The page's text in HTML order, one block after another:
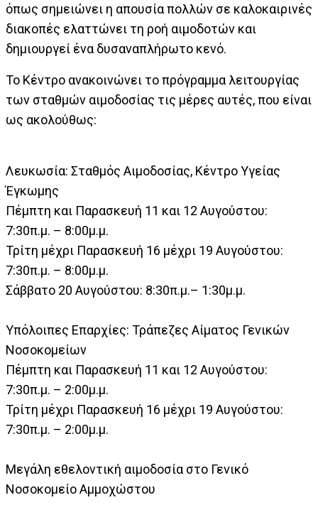
όπως σημειώνει η απουσία πολλών σε καλοκαιρινές
διακοπές ελαττώνει τη ροή αιμοδοτών και
δημιουργεί ένα δυσαναπλήρωτο κενό.
Το Κέντρο ανακοινώνει το πρόγραμμα λειτουργίας
των σταθμών αιμοδοσίας τις μέρες αυτές, που είναι
ως ακολούθως:
Λευκωσία: Σταθμός Αιμοδοσίας, Κέντρο Υγείας
Έγκωμης
Πέμπτη και Παρασκευή 11 και 12 Αυγούστου:
7:30π.μ. – 8:00μ.μ.
Τρίτη μέχρι Παρασκευή 16 μέχρι 19 Αυγούστου:
7:30π.μ. – 8:00μ.μ.
Σάββατο 20 Αυγούστου: 8:30π.μ.– 1:30μ.μ.
Υπόλοιπες Επαρχίες: Τράπεζες Αίματος Γενικών
Νοσοκομείων
Πέμπτη και Παρασκευή 11 και 12 Αυγούστου:
7:30π.μ. – 2:00μ.μ.
Τρίτη μέχρι Παρασκευή 16 μέχρι 19 Αυγούστου:
7:30π.μ. – 2:00μ.μ.
Μεγάλη εθελοντική αιμοδοσία στο Γενικό
Νοσοκομείο Αμμοχώστου